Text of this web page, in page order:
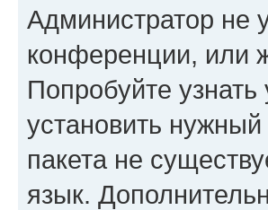
Администратор не
конференции, или
Попробуйте
установить нужный
пакета не
язык.